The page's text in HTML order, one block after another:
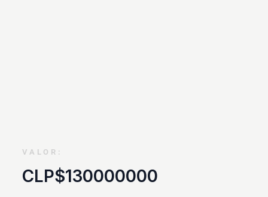
VALOR:
CLP$130000000